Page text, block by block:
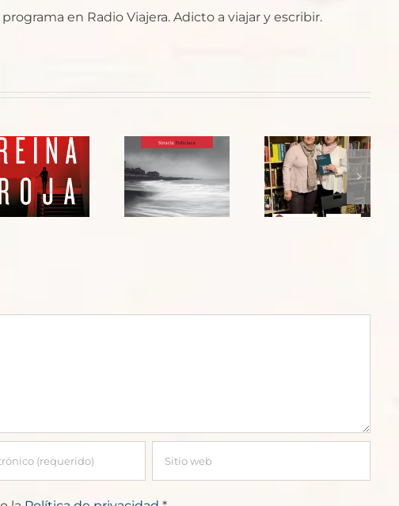
en Radio Viajera. Adicto a viajar y escribir.
El último
barco_
Domingo
a Dolores
Conquero
sobre
“Soñé en